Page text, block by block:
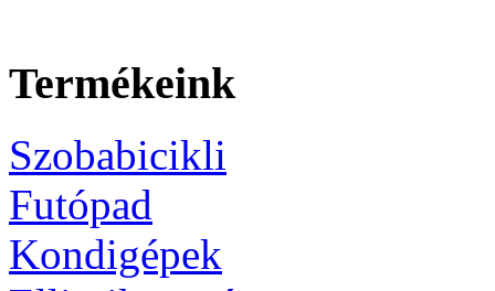
Termékeink
Szobabicikli
Futópad
Kondigépek